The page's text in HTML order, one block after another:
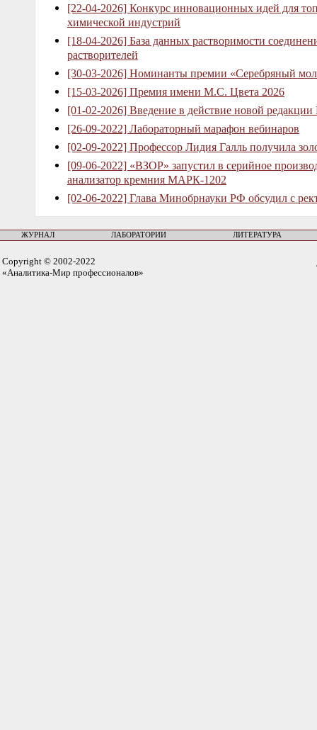
[22-04-2026] Конкурс инновационных идей для
химической индустрий
[18-04-2026] База данных растворимости
растворителей
[30-03-2026] Номинанты премии «Серебряный
[15-03-2026] Премия имени М.С. Цвета 2026
[01-02-2026] Введение в действие новой
[26-09-2022] Лабораторный марафон вебинаров
[02-09-2022] Профессор Лидия Галль получила
[09-06-2022] «ВЗОР» запустил в серийное
анализатор кремния МАРК-1202
[02-06-2022] Глава Минобрнауки РФ обсудил с
ЖУРНАЛ ЛАБОРАТОРИИ ЛИТЕРАТУРА
Copyright © 2002-2022
«Аналитика-Мир профессионалов»